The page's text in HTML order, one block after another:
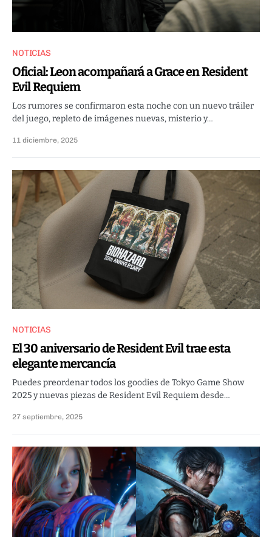
NOTICIAS
Oficial: Leon acompañará a Grace en Resident
Evil Requiem
Los rumores se confirmaron esta noche con un nuevo tráiler
del juego, repleto de imágenes nuevas, misterio y…
11 diciembre, 2025
NOTICIAS
El 30 aniversario de Resident Evil trae esta
elegante mercancía
Puedes preordenar todos los goodies de Tokyo Game Show
2025 y nuevas piezas de Resident Evil Requiem desde…
27 septiembre, 2025